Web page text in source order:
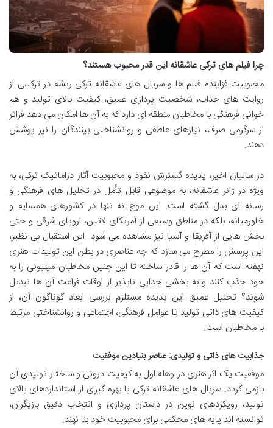
چرا فیلم های ترکی عاشقانه این قدر محبوب هستند؟
محبوبیت فزاینده فیلم ها و سریال های عاشقانه ترکی ریشه در ترکیبی از
روایت های جذاب، شخصیت پردازی عمیق، کیفیت بالای تولید و هم
خوانی فرهنگی با مخاطبان منطقه ای دارد که به آن ها امکان می دهد فراتر
از سرگرمی صرف، نیازهای عاطفی و روانشناختی بینندگان را نیز پوشش
دهند.
در سالیان اخیر، پدیده گسترش نفوذ و محبوبیت آثار دراماتیک ترکی، به
ویژه در ژانر عاشقانه، به موضوعی قابل تأمل در تحلیل های فرهنگی و
رسانه ای بدل گشته است. این موج نه تنها در کشورهای همسایه و
خاورمیانه، بلکه در مناطق وسیعی از آمریکای لاتین، اروپای شرقی و حتی
بخش هایی از آفریقا و آسیا نیز مشاهده می شود. این استقبال بی نظیر،
این پرسش را مطرح می سازد که چه عناصری در بطن این تولیدات هنری
نهفته است که آن ها را قادر ساخته تا این چنین مخاطبان میلیونی را به
خود جذب کنند و به بخشی جدایی ناپذیر از اوقات فراغت آن ها تبدیل
شوند؟ تحلیل عمیق این پدیده مستلزم بررسی ابعاد گوناگون آن، از
کیفیت های ذاتی تولید تا عوامل فرهنگی، اجتماعی و روانشناختی مرتبط
با مخاطبان است.
جذابیت های ذاتی و تولیدی: عناصر بنیادین موفقیت
موفقیت یک اثر هنری در وهله اول به کیفیت درونی و ساختار تولیدی آن
بازمی گردد. سریال های عاشقانه ترکی با بهره گیری از استانداردهای بالای
تولید، رویکردهای نوین در داستان پردازی و انتخاب دقیق بازیگران،
توانسته اند پایه های محکمی برای محبوبیت خود بنا نهند.